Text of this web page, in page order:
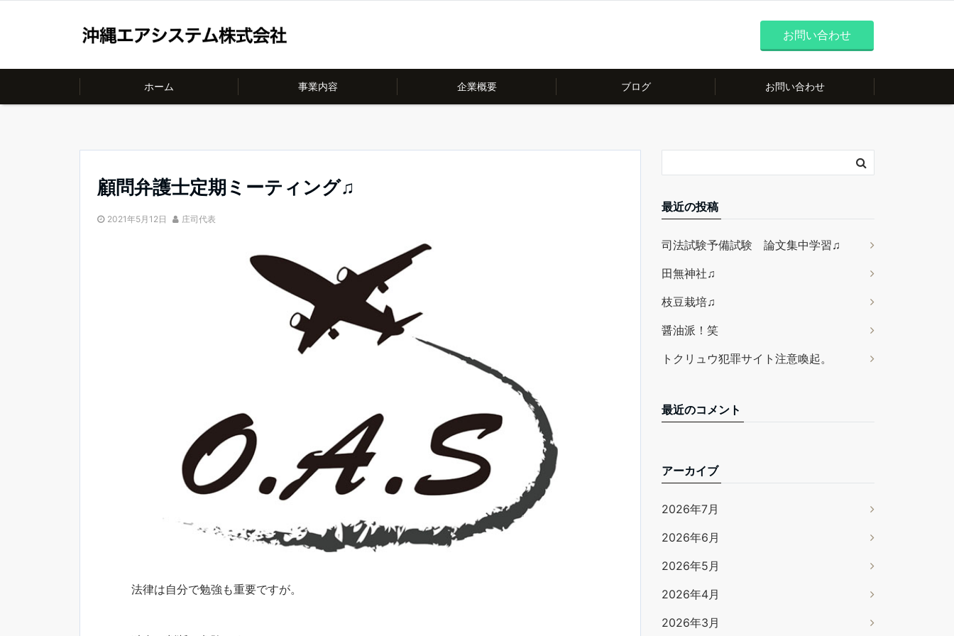
お問い合わせ
ホーム 事業内容 企業概要 ブログ お問い合わせ
顧問弁護士定期ミーティング♫
2021年5月12日 庄司代表
法律は自分で勉強も重要ですが。
最近の投稿
司法試験予備試験 論文集中学習♫
田無神社♫
枝豆栽培♫
醤油派！笑
トクリュウ犯罪サイト注意喚起。
最近のコメント
アーカイブ
2026年7月
2026年6月
2026年5月
2026年4月
2026年3月